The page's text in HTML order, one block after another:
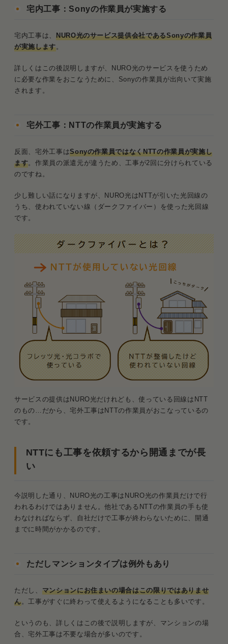
くならないの？
まとめ．NURO光の工事は業者が違うから2回にな
宅内工事：Sonyの作業員が実施する
宅内工事は、 NURO光のサービス提供会社であるSonyの作業員
が実施します。
詳しくはこの後説明しますが、NURO光のサービスを使うため
に必要な作業をおこなうために、Sonyの作業員が出向いて実施
されます。
宅外工事：NTTの作業員が実施する
反面、宅外工事はSonyの作業員ではなくNTTの作業員が実施し
ます。作業員の派遣元が違うため、工事が2回に分けられている
のですね。
少し難しい話になりますが、NURO光はNTTが引いた光回線の
うち、使われていない線（ダークファイバー）を使った光回線
です。
サービスの提供はNURO光だけれども、使っている回線はNTT
のもの…だから、宅外工事はNTTの作業員がおこなっているの
です。
NTTにも工事を依頼するから開通までが長
い
今説明した通り、NURO光の工事はNURO光の作業員だけで行
われるわけではありません。他社であるNTTの作業員の手も使
わなければならず、自社だけで工事が終わらないために、開通
までに時間がかかるのです。
ただしマンションタイプは例外もあり
ただし、 マンションにお住まいの場合はこの限りではありませ
ん。工事がすぐに終わって使えるようになることも多いです。
というのも、詳しくはこの後で説明しますが、マンションの場
合、宅外工事は不要な場合が多いのです。